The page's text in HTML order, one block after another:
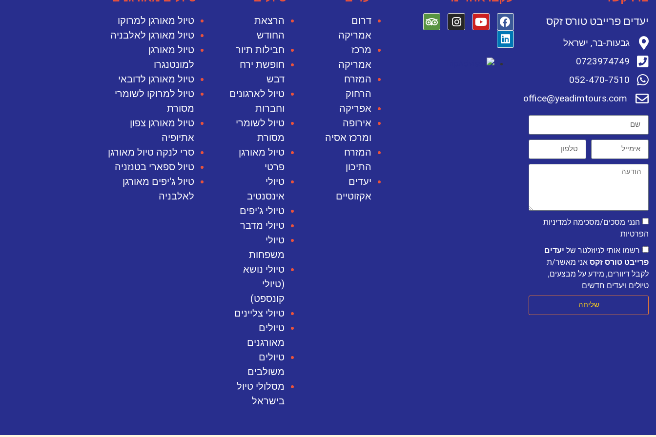
יעדים פרייבט טורס זקס
גבעות-בר, ישראל
0723974749
052-470-7510
הנני מסכים/מסכימה למדיניות
הפרטיות
רשמו אותי לניוזלטר של יעדים
פרייבט טורס זקס אני מאשר/ת
לקבל דיוורים, מידע על מבצעים,
טיולים ויעדים חדשים
שליחה
דרום
אמריקה
מרכז
אמריקה
המזרח
הרחוק
אפריקה
אירופה
ומרכז אסיה
המזרח
התיכון
יעדים
אקזוטיים
הרצאת
החודש
חבילות תיור
חופשת ירח
דבש
טיול לארגונים
וחברות
טיול לשומרי
מסורת
טיול מאורגן
פרטי
טיולי
אינסנטיב
טיולי ג'יפים
טיולי מדבר
טיולי
משפחות
טיולי נושא
(טיולי
קונספט)
טיולי צליינים
טיולים
מאורגנים
טיולים
משולבים
מסלולי טיול
בישראל
טיול מאורגן למרוקו
טיול מאורגן לאלבניה
טיול מאורגן
למונטנגרו
טיול מאורגן לדובאי
טיול למרוקו לשומרי
מסורת
טיול מאורגן צפון
אתיופיה
סרי לנקה טיול מאורגן
טיול ספארי בטנזניה
טיול ג'יפים מאורגן
לאלבניה